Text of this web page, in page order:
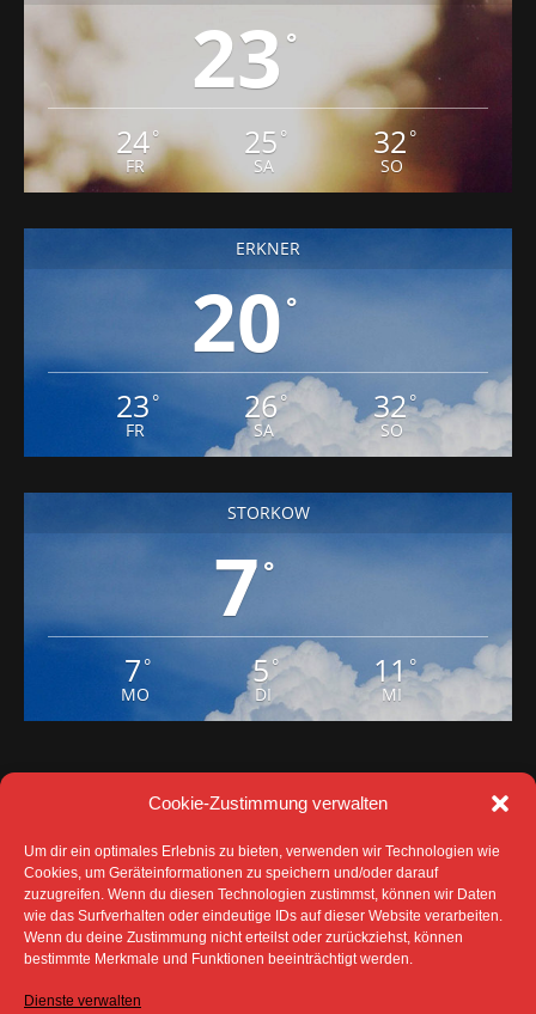
Cookie-Zustimmung verwalten
Um dir ein optimales Erlebnis zu bieten, verwenden wir Technologien wie
Cookies, um Geräteinformationen zu speichern und/oder darauf
zuzugreifen. Wenn du diesen Technologien zustimmst, können wir Daten
wie das Surfverhalten oder eindeutige IDs auf dieser Website verarbeiten.
Wenn du deine Zustimmung nicht erteilst oder zurückziehst, können
bestimmte Merkmale und Funktionen beeinträchtigt werden.
Dienste verwalten
23 °
24°
FR
25 °
SA
32 °
SO
ERKNER
20 °
23 °
FR
26°
SA
32°
SO
STORKOW
7°
7 °
MO
5°
DI
11°
MI
IMPRESSUM